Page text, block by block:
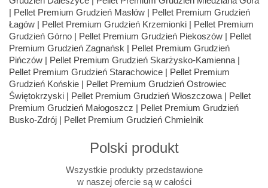
Polski produkt
Wszystkie produkty przedstawione
w naszej ofercie są w całości